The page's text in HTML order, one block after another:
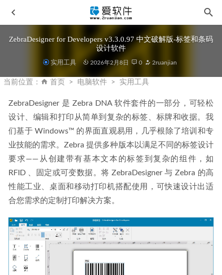
ZebraDesigner for Developers v3.3.0.97 中文破解版-标签和条码
设计软件
实用工具 2026年2月8日 0 2ruanjian
当前位置： 首页 电脑软件 实用工具
ZebraDesigner 是 Zebra DNA 软件套件的一部分，可轻松
设计、编辑和打印从简单到复杂的标签、标牌和收据。我
们基于 Windows™ 的界面直观易用，几乎根除了培训和专
业技能的需求。Zebra 提供多种版本以满足不同的标签设计
要求——从创建带有基本文本的标签到复杂的组件，如
RFID 、固定或可变数据。将 ZebraDesigner 与 Zebra 的高
性能工业、桌面和移动打印机搭配使用，可快速设计出适
合您需求的定制打印解决方案。
VideoProc Converter v8.5中文激活版-全能影像处理工具
2025-10-30
Lumion Pro 2025.2.2 中文破解版+图文安装教程(实测可用)
2026-02-07
PotPlayer v1.7.22770 Beta 去广告精简绿色版 2026-01-16
CAD迷你画图 2026R5.2 中文一键直装激活版 2026-07-05
Aiarty Image Matting v2.5 中文激活版-Ai智能抠图工具
2025-07-06